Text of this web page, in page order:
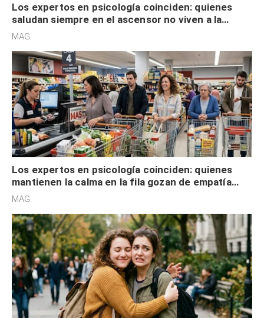
Los expertos en psicología coinciden: quienes
saludan siempre en el ascensor no viven a la
defensiva y tienen apertura social
MAG.
Los expertos en psicología coinciden: quienes
mantienen la calma en la fila gozan de empatía
cognitiva, gratitud y no solo tienen autocontrol
MAG.